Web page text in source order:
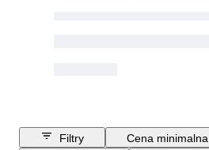
Filtry
Cena minimalna